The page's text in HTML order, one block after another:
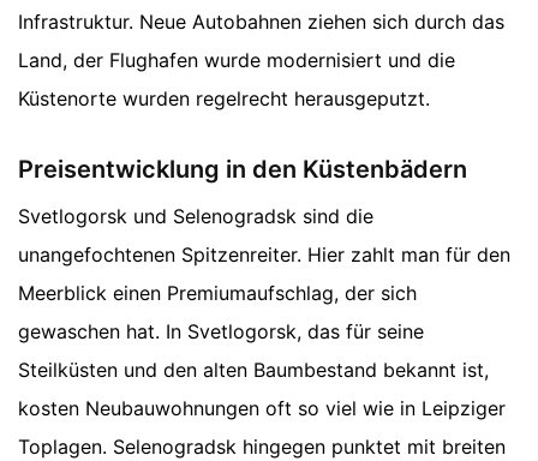
Infrastruktur. Neue Autobahnen ziehen sich durch das
Land, der Flughafen wurde modernisiert und die
Küstenorte wurden regelrecht herausgeputzt.
Preisentwicklung in den Küstenbädern
Svetlogorsk und Selenogradsk sind die
unangefochtenen Spitzenreiter. Hier zahlt man für den
Meerblick einen Premiumaufschlag, der sich
gewaschen hat. In Svetlogorsk, das für seine
Steilküsten und den alten Baumbestand bekannt ist,
kosten Neubauwohnungen oft so viel wie in Leipziger
Toplagen. Selenogradsk hingegen punktet mit breiten